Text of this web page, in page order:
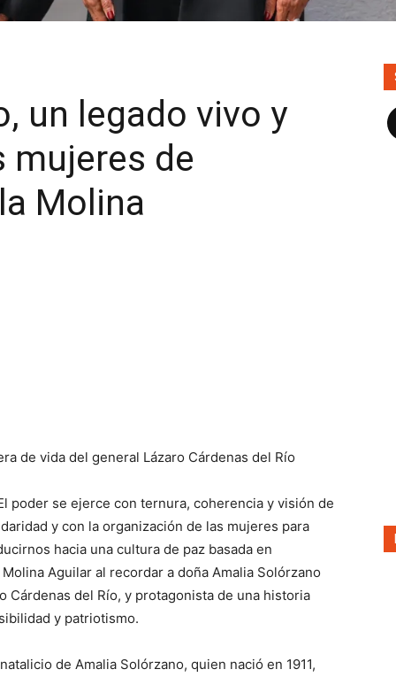
un legado vivo y
mujeres de
Molina
de vida del general Lázaro Cárdenas del Río
poder se ejerce con ternura, coherencia y visión de
y con la organización de las mujeres para
hacia una cultura de paz basada en
Aguilar al recordar a doña Amalia Solórzano
Cárdenas del Río, y protagonista de una historia
y patriotismo.
de Amalia Solórzano, quien nació en 1911,